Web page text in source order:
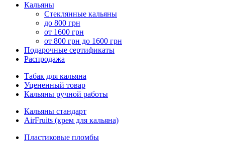
Кальяны
Стеклянные кальяны
до 800 грн
от 1600 грн
от 800 грн до 1600 грн
Подарочные сертификаты
Распродажа
Табак для кальяна
Уцененный товар
Кальяны ручной работы
Кальяны стандарт
AirFruits (крем для кальяна)
Пластиковые пломбы